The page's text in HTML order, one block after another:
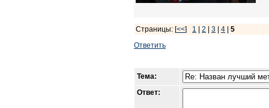
Страницы: [<<] 1 2 3 4
5
Ответить
Тема:
Ответ: